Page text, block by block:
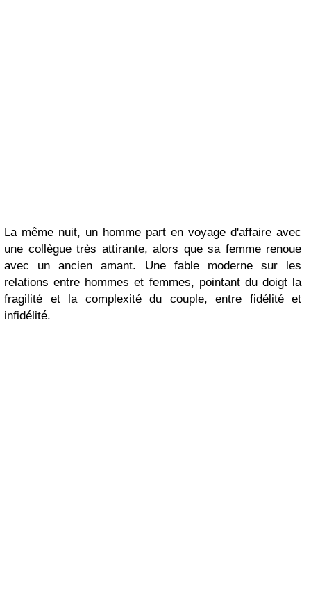
La même nuit, un homme part en voyage d'affaire avec
une collègue très attirante, alors que sa femme renoue
avec un ancien amant. Une fable moderne sur les
relations entre hommes et femmes, pointant du doigt la
fragilité et la complexité du couple, entre fidélité et
infidélité.